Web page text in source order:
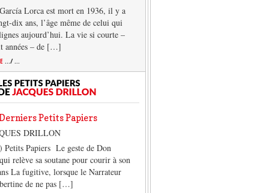
Lorca est mort en 1936, il y a
dix ans, l’âge même de celui qui
aujourd’hui. La vie si courte –
années – de […]
.../ ...
Petits Papiers
DRILLON
Petits Papiers Le geste de Don
relève sa soutane pour courir à son
La fugitive, lorsque le Narrateur
de ne pas […]